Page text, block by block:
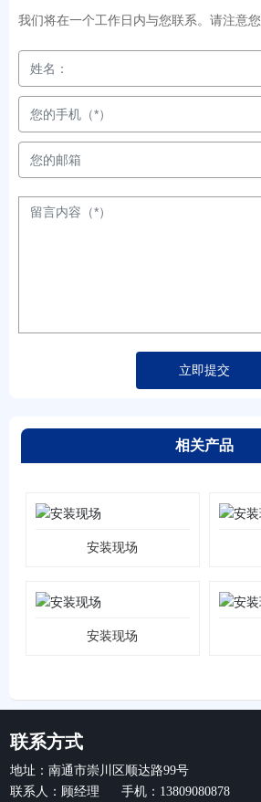
我们将在一个工作日内与您联系。请注意您
立即提交
相关产品
安装现场
安装现场
联系方式
地址：南通市崇川区顺达路99号
联系人：顾经理 手机：13809080878